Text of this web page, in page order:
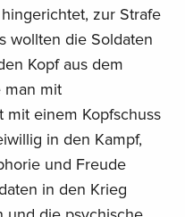
zur Strafe
wollten die Soldaten
Kopf aus dem
man mit
einem Kopfschuss
in den Kampf,
und Freude
in den Krieg